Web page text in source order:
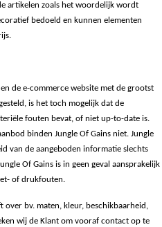
artikelen zoals het woordelijk wordt
bedoeld en kunnen elementen
de e-commerce website met de grootst
is het toch mogelijk dat de
fouten bevat, of niet up-to-date is.
binden Jungle Of Gains niet. Jungle
van de aangeboden informatie slechts
Of Gains is in geen geval aansprakelijk
of drukfouten.
over bv. maten, kleur, beschikbaarheid,
wij de Klant om vooraf contact op te